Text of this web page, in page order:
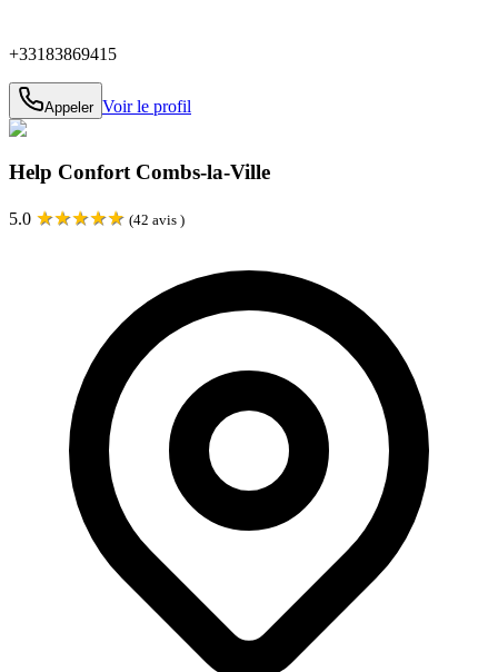
+33183869415
Appeler Voir le profil
Help Confort Combs-la-Ville
5.0 ★★★★★ (42 avis )